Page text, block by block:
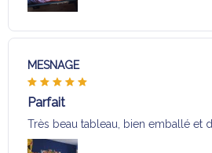
MESNAGE
Parfait
Très beau tableau, bien emballé et